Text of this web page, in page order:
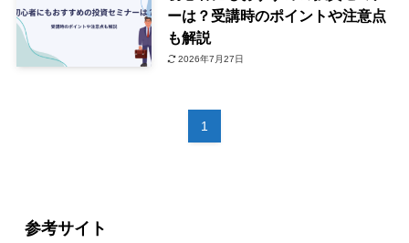
ーは？受講時のポイントや注意点
も解説
2026年7月27日
1
参考サイト